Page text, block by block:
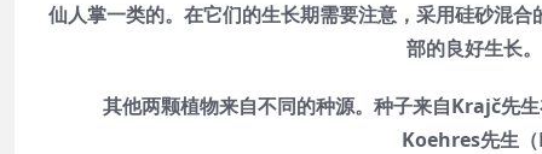
仙人掌一类的。在它们的生长期需要注意，采用硅砂混
部的良好生长
其他两颗植物来自不同的种源。种子来自Krajč先
Koehres先生